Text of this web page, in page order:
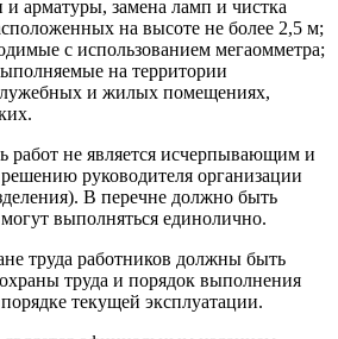
и арматуры, замена ламп и чистка
на высоте не более 2,5 м;
с использованием мегаомметра;
на территории
и жилых помещениях,
работ не является исчерпывающим и
руководителя организации
В перечне должно быть
выполняться единолично.
труда работников должны быть
труда и порядок выполнения
текущей эксплуатации.